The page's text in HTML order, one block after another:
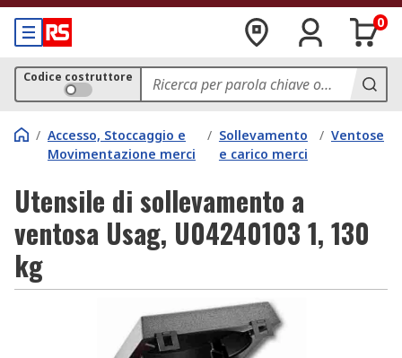
0
Codice costruttore
/ Accesso, Stoccaggio e
Movimentazione merci
/ Sollevamento
e carico merci
/ Ventose
Utensile di sollevamento a
ventosa Usag, U04240103 1, 130
kg